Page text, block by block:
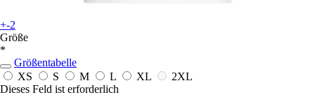
+-2
Größe
*
Größentabelle
XS
S M L XL
2XL
Dieses Feld ist erforderlich